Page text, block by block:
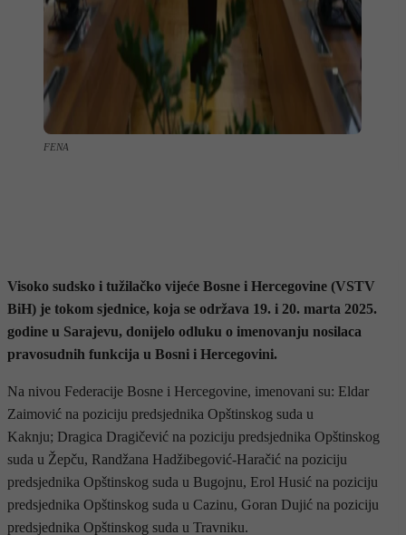
FENA
Visoko sudsko i tužilačko vijeće Bosne i Hercegovine (VSTV
BiH) je tokom sjednice, koja se održava 19. i 20. marta 2025.
godine u Sarajevu, donijelo odluku o imenovanju nosilaca
pravosudnih funkcija u Bosni i Hercegovini.
Na nivou Federacije Bosne i Hercegovine, imenovani su: Eldar
Zaimović na poziciju predsjednika Opštinskog suda u
Kaknju; Dragica Dragičević na poziciju predsjednika Opštinskog
suda u Žepču, Randžana Hadžibegović-Haračić na poziciju
predsjednika Opštinskog suda u Bugojnu, Erol Husić na poziciju
predsjednika Opštinskog suda u Cazinu, Goran Dujić na poziciju
predsjednika Opštinskog suda u Travniku.